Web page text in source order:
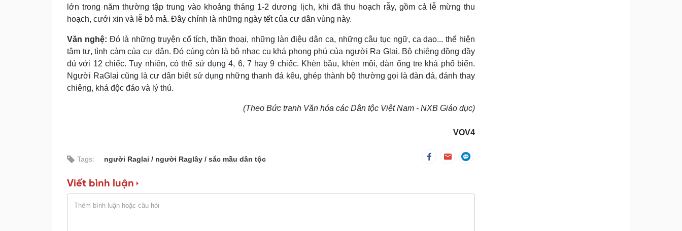
lớn trong năm thường tập trung vào khoảng tháng 1-2 dương lịch, khi đã thu hoạch rẫy, gồm cả lễ mừng thu
hoạch, cưới xin và lễ bỏ mả. Ðây chính là những ngày tết của cư dân vùng này.
Văn nghệ: Ðó là những truyện cổ tích, thần thoại, những làn điệu dân ca, những câu tục ngữ, ca dao... thể hiện
tâm tư, tình cảm của cư dân. Ðó cúng còn là bộ nhạc cụ khá phong phú của người Ra Glai. Bộ chiêng đồng đầy
đủ với 12 chiếc. Tuy nhiên, có thể sử dụng 4, 6, 7 hay 9 chiếc. Khèn bầu, khèn môi, đàn ống tre khá phổ biến.
Người RaGlai cũng là cư dân biết sử dụng những thanh đá kêu, ghép thành bộ thường gọi là đàn đá, đánh thay
chiêng, khá độc đáo và lý thú.
(Theo Bức tranh Văn hóa các Dân tộc Việt Nam - NXB Giáo dục)
VOV4
Tags: người Raglai người Raglây sắc mầu dân tộc
Viết bình luận